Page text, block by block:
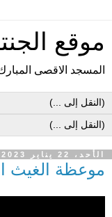
موقع
المسجد الاقصى
الأحد، 22 يناير 2023
موعظة الغيث